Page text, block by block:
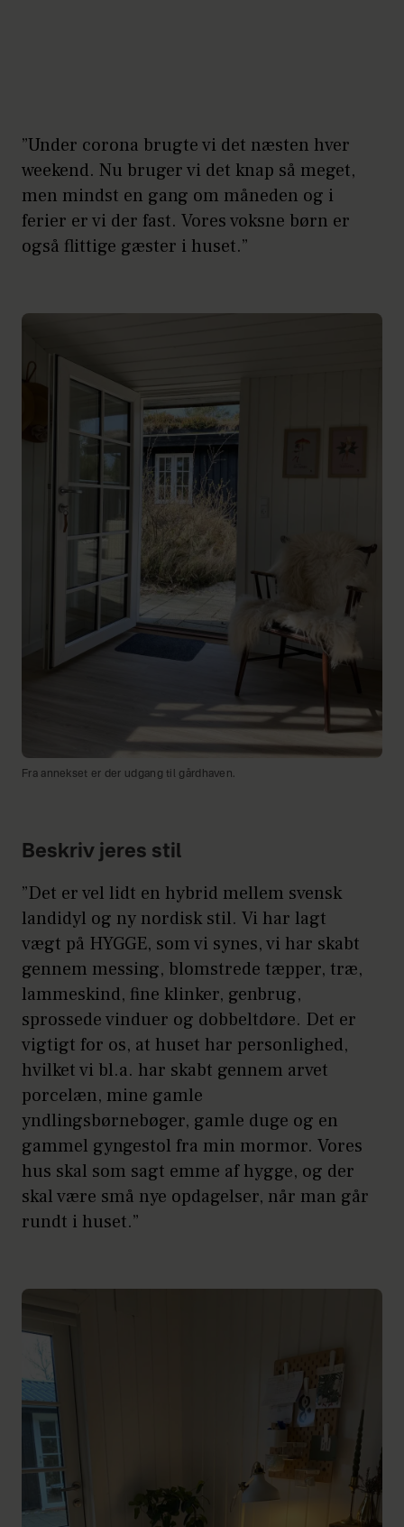
”Under corona brugte vi det næsten hver
weekend. Nu bruger vi det knap så meget,
men mindst en gang om måneden og i
ferier er vi der fast. Vores voksne børn er
også flittige gæster i huset.”
Fra annekset er der udgang til gårdhaven.
Beskriv jeres stil
”Det er vel lidt en hybrid mellem svensk
landidyl og ny nordisk stil. Vi har lagt
vægt på HYGGE, som vi synes, vi har skabt
gennem messing, blomstrede tæpper, træ,
lammeskind, fine klinker, genbrug,
sprossede vinduer og dobbeltdøre. Det er
vigtigt for os, at huset har personlighed,
hvilket vi bl.a. har skabt gennem arvet
porcelæn, mine gamle
yndlingsbørnebøger, gamle duge og en
gammel gyngestol fra min mormor. Vores
hus skal som sagt emme af hygge, og der
skal være små nye opdagelser, når man går
rundt i huset.”